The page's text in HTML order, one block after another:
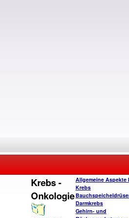
Krebs -
Onkologie
Allgemeine Aspekte
Krebs
Darmkrebs
Gehirn- und